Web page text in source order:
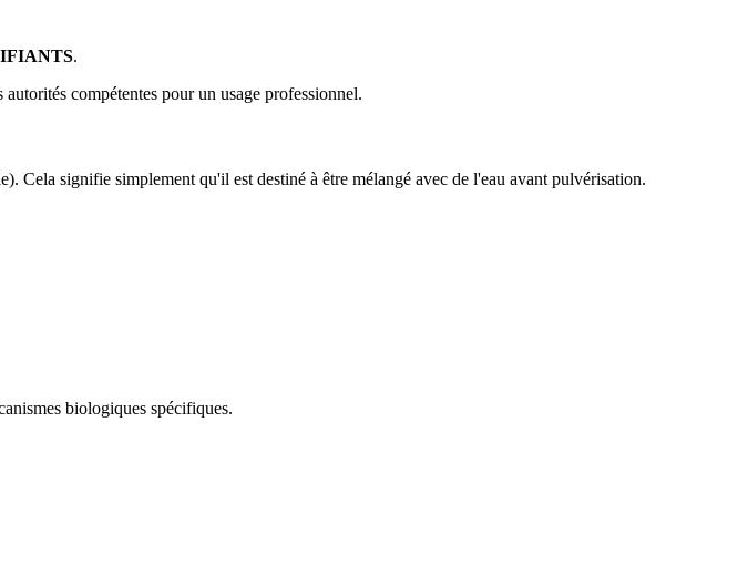
.
compétentes pour un usage professionnel.
Cela signifie simplement qu'il est destiné à être mélangé avec de l'eau avant pulvérisation.
biologiques spécifiques.